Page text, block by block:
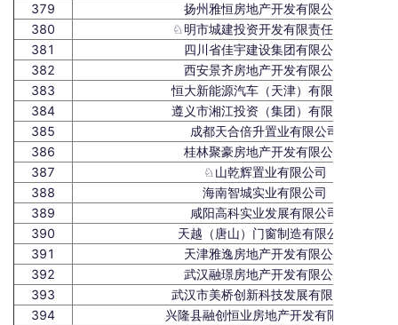
379
扬州雅恒房地产开发有限公司
380
♘明市城建投资开发有限责任公司
381
四川省佳宇建设集团有限公司
382
西安景齐房地产开发有限公司
383
恒大新能源汽车（天津）有限公司
384
遵义市湘江投资（集团）有限公司
385
成都天合倍升置业有限公司
386
桂林聚豪房地产开发有限公司
387
♘山乾辉置业有限公司
388
海南智城实业有限公司
389
咸阳高科实业发展有限公司
390
天越（唐山）门窗制造有限公司
391
天津雅逸房地产开发有限公司
392
武汉融璟房地产开发有限公司
393
武汉市美桥创新科技发展有限公司
394
兴隆县融创恒业房地产开发有限公司